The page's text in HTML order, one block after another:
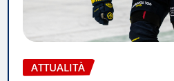
ATTUALITÀ